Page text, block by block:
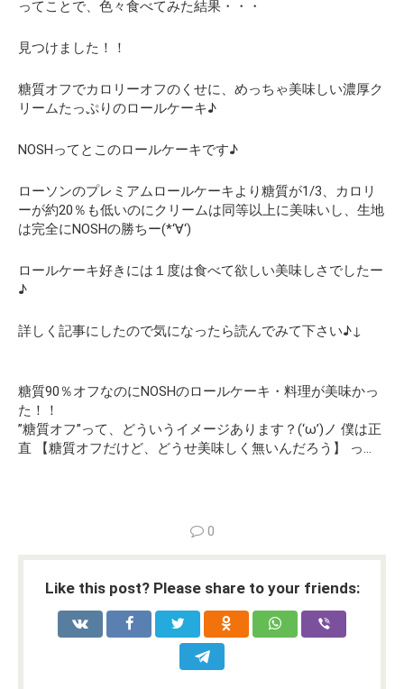
ってことで、色々食べてみた結果・・・
見つけました！！
糖質オフでカロリーオフのくせに、めっちゃ美味しい濃厚ク
リームたっぷりのロールケーキ♪
NOSHってとこのロールケーキです♪
ローソンのプレミアムロールケーキより糖質が1/3、カロリ
ーが約20％も低いのにクリームは同等以上に美味いし、生地
は完全にNOSHの勝ちー(*‘∀‘)
ロールケーキ好きには１度は食べて欲しい美味しさでしたー
♪
詳しく記事にしたので気になったら読んでみて下さい♪↓
糖質90％オフなのにNOSHのロールケーキ・料理が美味かっ
た！！
”糖質オフ”って、どういうイメージあります？(‘ω’)ノ 僕は正
直 【糖質オフだけど、どうせ美味しく無いんだろう】 っ…
0
Like this post? Please share to your friends: